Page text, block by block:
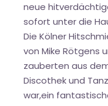
neue
sofort unter die
Die Kölner
von Mike Rötgens
zauberten aus
Discothek und
war,ein